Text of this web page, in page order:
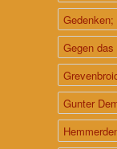
Gegen
Gunter